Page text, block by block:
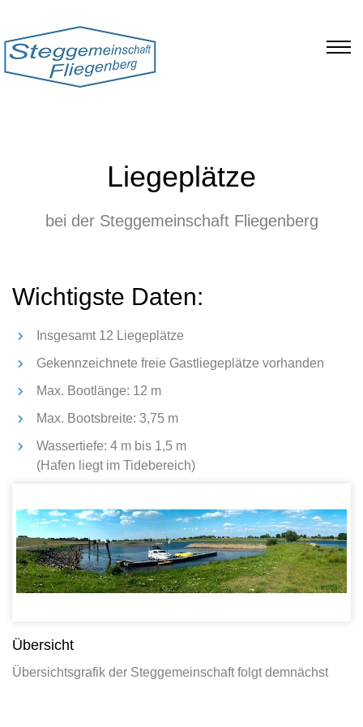
Liegeplätze
bei der Steggemeinschaft Fliegenberg
Wichtigste Daten:
Insgesamt 12 Liegeplätze
Gekennzeichnete freie Gastliegeplätze vorhanden
Max. Bootlänge: 12 m
Max. Bootsbreite: 3,75 m
Wassertiefe: 4 m bis 1,5 m
(Hafen liegt im Tidebereich)
Übersicht
Übersichtsgrafik der Steggemeinschaft folgt demnächst